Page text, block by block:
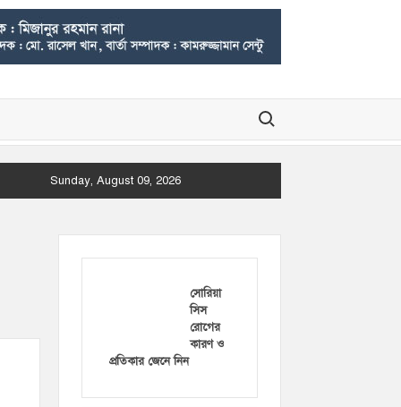
Search for:
Sunday, August 09, 2026
সোরিয়া
সিস
রোগের
কারণ ও
প্রতিকার জেনে নিন